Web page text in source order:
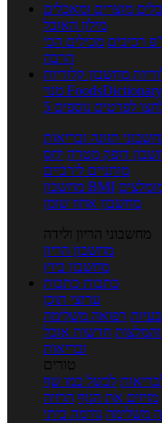
מוצרים ומאכלים
מילון האוכל
רכיבים מכילים הכי
הרבה
מחשבון קלוריות
מנוי FoodsDictionary
לחצו לפרטים נוספים
תזונה ובריאות
דופק מטרה יחס
מותניים לירכיים
מחשבון BMI
מחשבון אחוז שומן
מחשבוני הריון ולידה
מחשבון הריון
מחשבון ביוץ
כתבות כתבות
ערוצי תוכן
רפואה משלימה
חדשות אוכל
ובריאות
טורים
לבשל כמו שף
מזיזים את הגוף הרזיה
משלימה גורמה ביתי